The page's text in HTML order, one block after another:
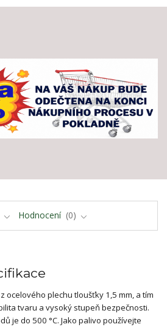
Hodnocení 0
ocelového plechu tloušťky 1,5 mm, a tím
tvaru a vysoký stupeň bezpečnosti.
je do 500 °C. Jako palivo používejte